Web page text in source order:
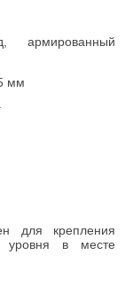
армированный
мм
для крепления
уровня в месте